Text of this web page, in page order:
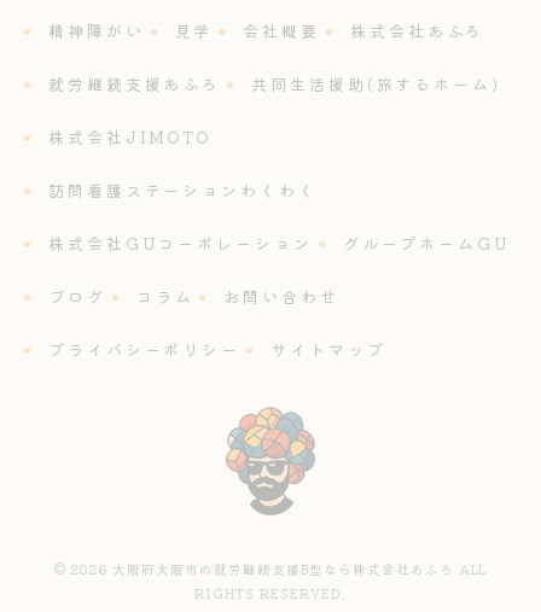
精神障がい 見学 会社概要 株式会社あふろ
就労継続支援あふろ 共同生活援助(旅するホーム)
株式会社JIMOTO
訪問看護ステーションわくわく
株式会社GUコーポレーション グループホームGU
ブログ コラム お問い合わせ
プライバシーポリシー サイトマップ
© 2026 大阪府大阪市の就労継続支援B型なら株式会社あふろ ALL
RIGHTS RESERVED.